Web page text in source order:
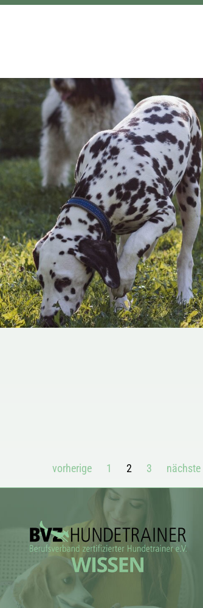
vorherige 1 2 3 nächste